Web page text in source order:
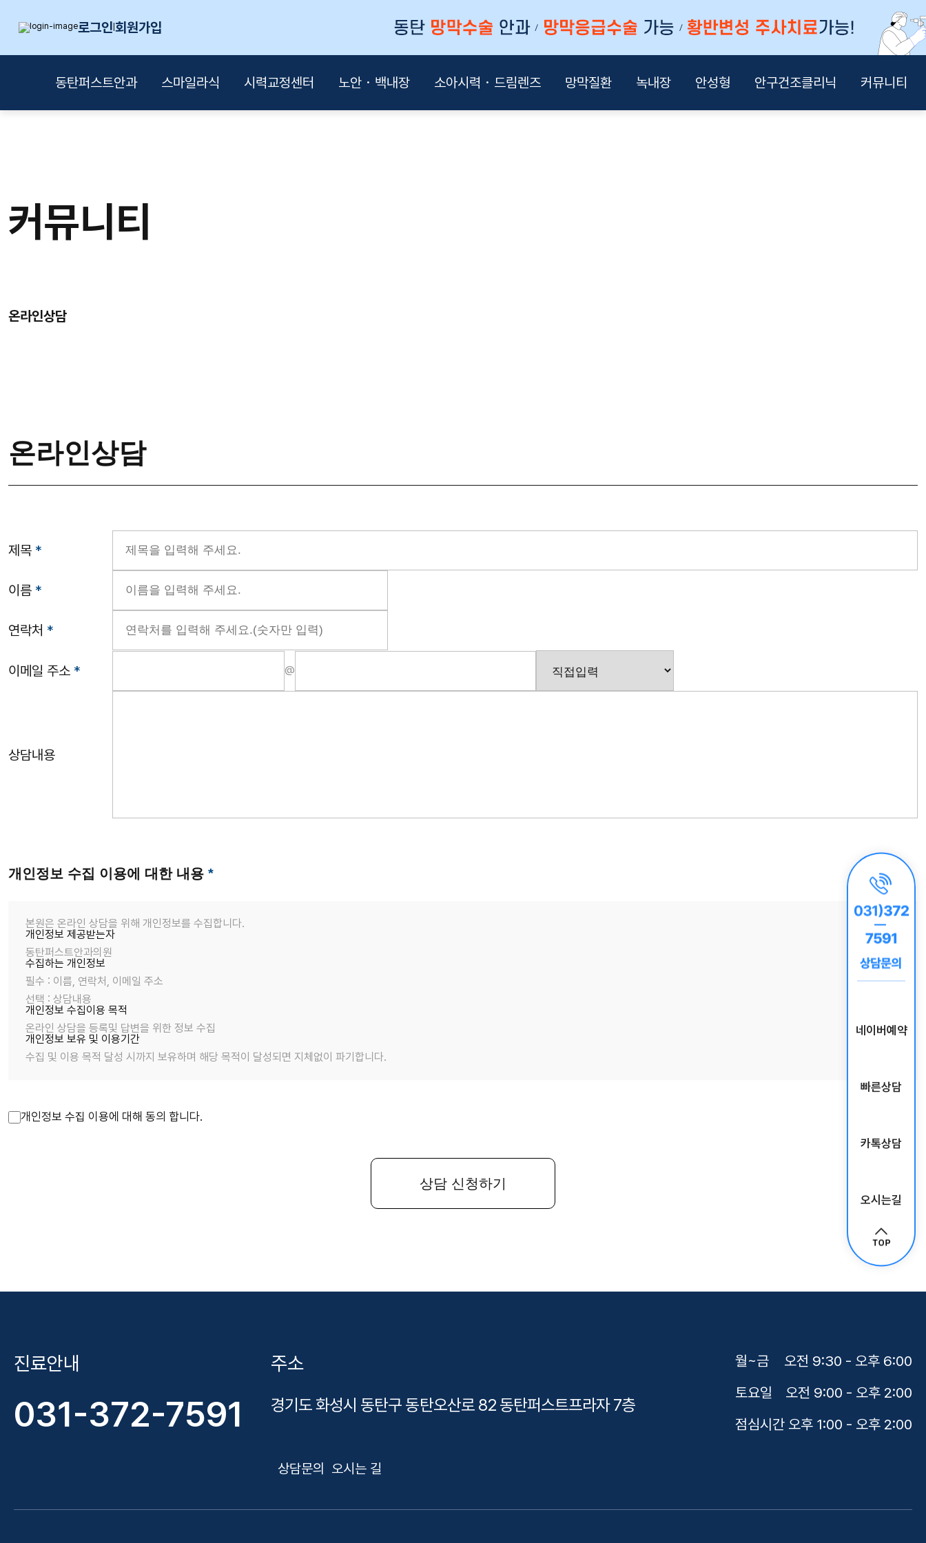
네이버예약
빠른상담
카톡상담
오시는길
로그인회원가입
동탄퍼스트안과 스마일라식 시력교정센터 노안・백내장 소아시력・드림렌즈 망막질환 녹내장 안성형 안구건조클리닉 커뮤니티
커뮤니티
온라인상담
온라인상담
제목 *
이름 *
연락처 *
이메일 주소 * @
상담내용
개인정보 수집 이용에 대한 내용 *
본원은 온라인 상담을 위해 개인정보를 수집합니다.
개인정보 제공받는자
동탄퍼스트안과의원
수집하는 개인정보
필수 : 이름, 연락처, 이메일 주소
선택 : 상담내용
개인정보 수집이용 목적
온라인 상담을 등록및 답변을 위한 정보 수집
개인정보 보유 및 이용기간
수집 및 이용 목적 달성 시까지 보유하며 해당 목적이 달성되면 지체없이 파기합니다.
개인정보 수집 이용에 대해 동의 합니다.
상담 신청하기
진료안내
031-372-7591
주소
경기도 화성시 동탄구 동탄오산로 82 동탄퍼스트프라자 7층
상담문의 오시는 길
월~금
오전 9:30 - 오후 6:00
토요일
오전 9:00 - 오후 2:00
점심시간 오후 1:00 - 오후 2:00